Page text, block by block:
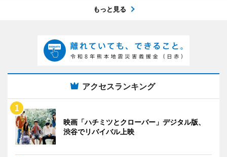
もっと見る
アクセスランキング
映画「ハチミツとクローバー」デジタル版、
渋谷でリバイバル上映